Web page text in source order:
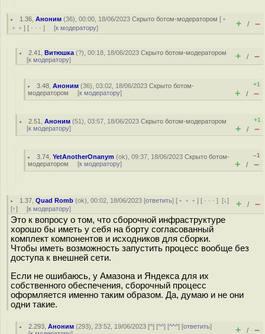
1.36 ,Аноним (36), 00:00, 18/06/2023Скрыто ботом-модератором [ ﹢
﹢﹢ ] [ · · · ] [к модератору] + / –
2.41 ,Витюшка (?), 00:18, 18/06/2023Скрыто ботом-модератором
[к модератору] + / –
3.48 ,Аноним (36), 03:02, 18/06/2023Скрыто ботом-
модератором [к модератору]
+1
+ / –
2.51 ,Аноним (51), 03:57, 18/06/2023Скрыто ботом-модератором
[к модератору]
+1
+ / –
3.74 ,YetAnotherOnanym (ok), 09:37, 18/06/2023Скрыто ботом-
модератором [к модератору]
–1
+ / –
1.37 ,Quad Romb (ok), 00:02, 18/06/2023 [ответить] [ ﹢﹢﹢] [ · · ·][↓]
[↑] [к модератору] + / –
Это к вопросу о том, что сборочной инфраструктуре
хорошо бы иметь у себя на борту согласованный
комплект компонентов и исходников для сборки.
Чтобы иметь возможность запустить процесс вообще без
доступа к внешней сети.
Если не ошибаюсь, у Амазона и Яндекса для их
собственного обеспечения, сборочный процесс
оформляется именно таким образом. Да, думаю и не они
одни такие.
2.293 ,Аноним (293), 23:52, 19/06/2023 [^] [^^] [^^^] [ответить]
+ / –